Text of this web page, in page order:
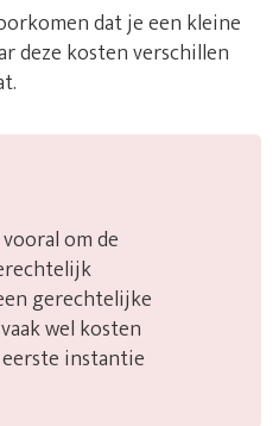
dat je een kleine
deze kosten verschillen
om de
gerechtelijke
wel kosten
instantie